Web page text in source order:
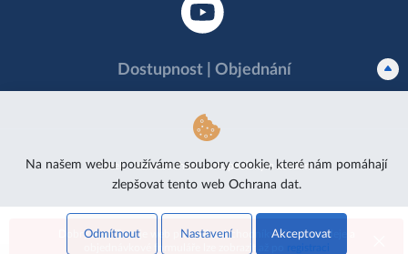
Dobrý den! Toto je web pro velkoobchodníky. Ceny, prodeje a
Ortek - Velkoobchod s ortopedickým zbožím
Dostupnost | Objednání
Na našem webu používáme soubory cookie, které nám pomáhají
zlepšovat tento web Ochrana dat.
Odmítnout Nastavení Akceptovat